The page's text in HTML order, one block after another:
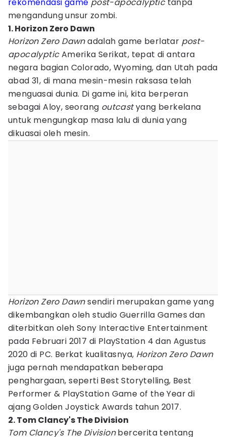
mengandung unsur zombi.
1. Horizon Zero Dawn
Horizon Zero Dawnadalah game berlatar post-
apocalypticAmerika Serikat, tepat di antara
negara bagian Colorado, Wyoming, dan Utah pada
abad 31, di mana mesin-mesin raksasa telah
menguasai dunia. Di game ini, kita berperan
sebagai Aloy, seorang outcastyang berkelana
untuk mengungkap masa lalu di dunia yang
dikuasai oleh mesin.
Horizon Zero Dawnsendiri merupakan game yang
dikembangkan oleh studio Guerrilla Games dan
diterbitkan oleh Sony Interactive Entertainment
pada Februari 2017 di PlayStation 4 dan Agustus
2020 di PC. Berkat kualitasnya, Horizon Zero Dawn
juga pernah mendapatkan beberapa
penghargaan, seperti Best Storytelling, Best
Performer & PlayStation Game of the Year di
ajang Golden Joystick Awards tahun 2017.
2. Tom Clancy's The Division
Tom Clancy's The Divisionbercerita tentang